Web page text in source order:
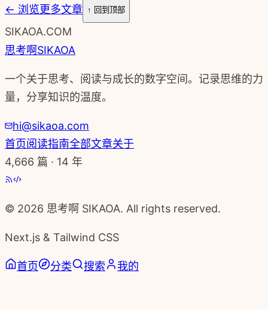
← 浏览更多文章 ↑ 回到顶部
SIKAOA.COM
思考啊SIKAOA
一个关于思考、阅读与成长的数字空间。记录思维的力
量，分享知识的温度。
hi@sikaoa.com
首页阅读指南全部文章关于
4,666 篇 · 14 年
© 2026 思考啊 SIKAOA. All rights reserved.
Next.js & Tailwind CSS
首页 分类 搜索 我的